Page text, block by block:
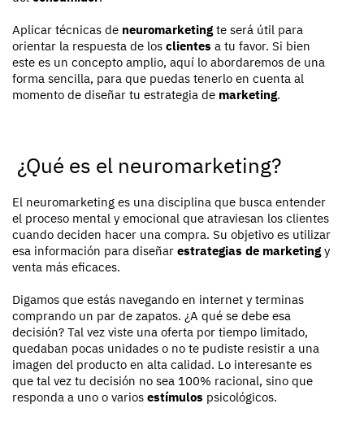
Aplicar técnicas de neuromarketingte será útil para
orientar la respuesta de los clientes a tu favor. Si bien
este es un concepto amplio, aquí lo abordaremos de una
forma sencilla, para que puedas tenerlo en cuenta al
momento de diseñar tu estrategia de marketing.
¿Qué es el neuromarketing?
El neuromarketing es una disciplina que busca entender
el proceso mental y emocional que atraviesan los clientes
cuando deciden hacer una compra. Su objetivo es utilizar
esa información para diseñar estrategias de marketingy
venta más eficaces.
Digamos que estás navegando en internet y terminas
comprando un par de zapatos. ¿A qué se debe esa
decisión? Tal vez viste una oferta por tiempo limitado,
quedaban pocas unidades o no te pudiste resistir a una
imagen del producto en alta calidad. Lo interesante es
que tal vez tu decisión no sea 100% racional, sino que
responda a uno o varios estímulos psicológicos.